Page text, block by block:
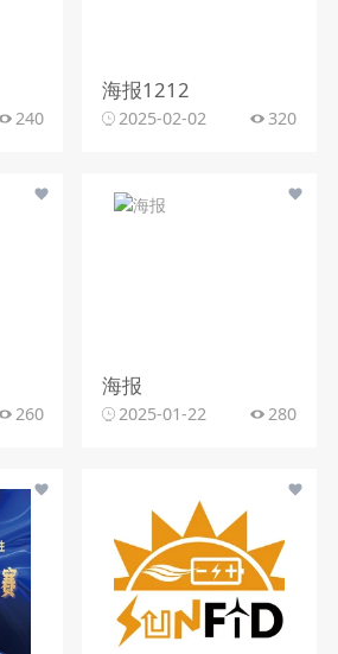
240
海报1212
2025-02-02 320
260
海报
2025-01-22 280